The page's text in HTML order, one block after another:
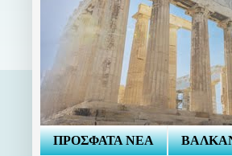
ΠΡΟΣΦΑΤΑ ΝΕΑ